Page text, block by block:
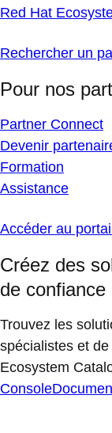
Red Hat
Rechercher un
Pour nos
Partner Connect
Devenir
Formation
Assistance
Accéder au
Créez des
de confiance
Trouvez les
spécialistes et
Ecosystem
Console